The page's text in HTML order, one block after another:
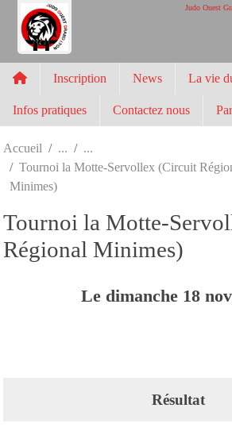
Judo Ouest
Inscription News La vie
Infos pratiques Contactez nous
Accueil
Tournoi la Motte-Servollex (Circuit
Minimes)
Tournoi la Motte-
Régional Minimes)
Le dimanche 18
Résultat
Panneau de gestion des cookies